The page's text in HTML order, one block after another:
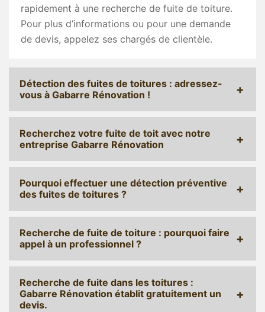
rapidement à une recherche de fuite de toiture.
Pour plus d’informations ou pour une demande
de devis, appelez ses chargés de clientèle.
Détection des fuites de toitures : adressez-
vous à Gabarre Rénovation !
Recherchez votre fuite de toit avec notre
entreprise Gabarre Rénovation
Pourquoi effectuer une détection préventive
des fuites de toitures ?
Recherche de fuite de toiture : pourquoi faire
appel à un professionnel ?
Recherche de fuite dans les toitures :
Gabarre Rénovation établit gratuitement un
devis.